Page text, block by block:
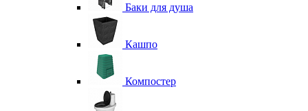
Баки для душа
Кашпо
Компостер